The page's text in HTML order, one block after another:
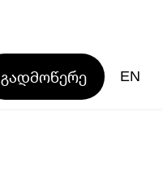
გადმოწერე EN